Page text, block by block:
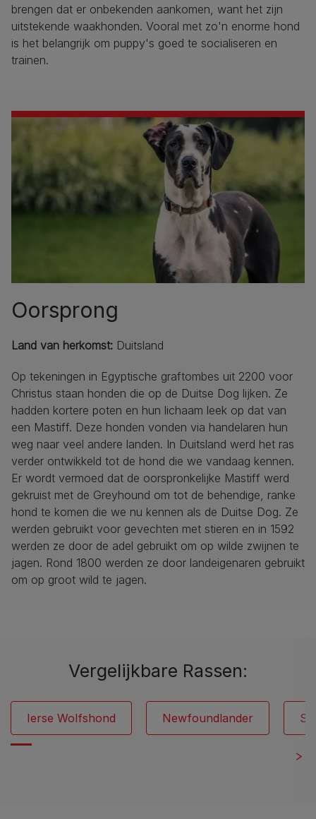
brengen dat er onbekenden aankomen, want het zijn
uitstekende waakhonden. Vooral met zo'n enorme hond
is het belangrijk om puppy's goed te socialiseren en
trainen.
Oorsprong
Land van herkomst: Duitsland
Op tekeningen in Egyptische graftombes uit 2200 voor
Christus staan honden die op de Duitse Dog lijken. Ze
hadden kortere poten en hun lichaam leek op dat van
een Mastiff. Deze honden vonden via handelaren hun
weg naar veel andere landen. In Duitsland werd het ras
verder ontwikkeld tot de hond die we vandaag kennen.
Er wordt vermoed dat de oorspronkelijke Mastiff werd
gekruist met de Greyhound om tot de behendige, ranke
hond te komen die we nu kennen als de Duitse Dog. Ze
werden gebruikt voor gevechten met stieren en in 1592
werden ze door de adel gebruikt om op wilde zwijnen te
jagen. Rond 1800 werden ze door landeigenaren gebruikt
om op groot wild te jagen.
Vergelijkbare Rassen:
Ierse Wolfshond Newfoundlander